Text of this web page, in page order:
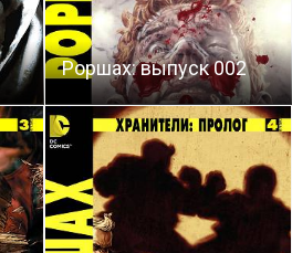
Роршах: выпуск 002